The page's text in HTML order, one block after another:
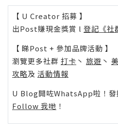
【 U Creator 招募 】
出Post賺現金獎賞 l 登記《社
【 睇Post + 參加品牌活動 】
瀏覽更多社群 打卡 丶 旅遊 丶
攻略及 活動情報
U Blog開咗WhatsApp啦！發
Follow 我哋 ！